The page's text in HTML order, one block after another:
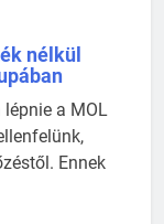
nélkül
a MOL
Ennek